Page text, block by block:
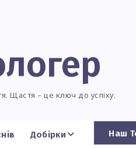
Щастя – це ключ до успіху.
Добірки Наш